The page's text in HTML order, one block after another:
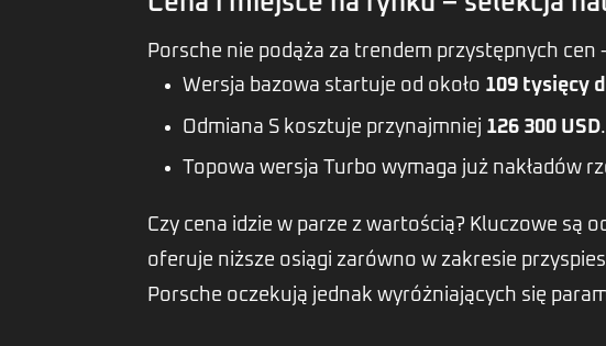
Porsche nie podąża za trendem przystępnych
Wersja bazowa startuje od około 109 tysięcy
Odmiana S kosztuje przynajmniej 126 300 USD.
Topowa wersja Turbo wymaga już nakładów
Czy cena idzie w parze z wartością? Kluczowe są
oferuje niższe osiągi zarówno w zakresie
Porsche oczekują jednak wyróżniających się